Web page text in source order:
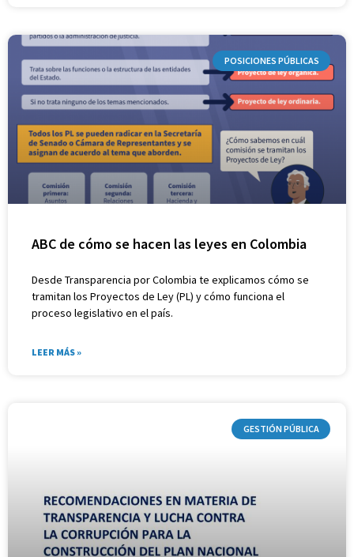
POSICIONES PÚBLICAS
ABC de cómo se hacen las leyes en Colombia
Desde Transparencia por Colombia te explicamos cómo se
tramitan los Proyectos de Ley (PL) y cómo funciona el
proceso legislativo en el país.
LEER MÁS »
GESTIÓN PÚBLICA